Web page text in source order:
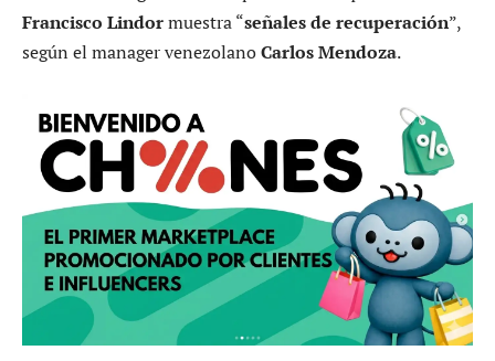
Francisco Lindormuestra “señales de recuperación”,
según el manager venezolanoCarlos Mendoza.